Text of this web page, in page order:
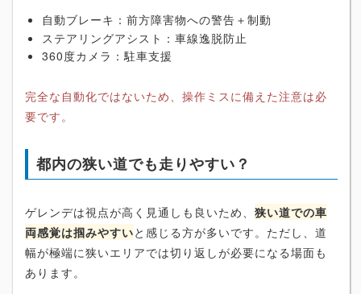
自動ブレーキ：前方障害物への警告＋制動
ステアリングアシスト：車線逸脱防止
360度カメラ：駐車支援
完全な自動化ではないため、操作ミスに備えた注意は必
要です。
都内の狭い道でも走りやすい？
ゲレンデは視点が高く見通しも良いため、 狭い道での車
両感覚は掴みやすいと感じる方が多いです。ただし、道
幅が極端に狭いエリアでは切り返しが必要になる場面も
あります。